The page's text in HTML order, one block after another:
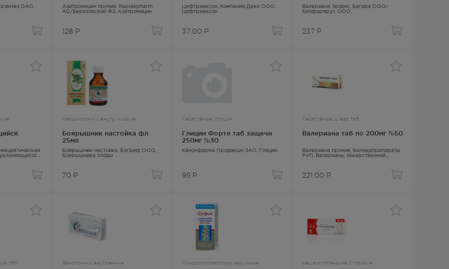
ОАО,
Азитромицин прочие, Replekpharm
AD/Березовский ФЗ, Азитромицин
128 Р
Цефтриаксон , Компания Деко ООО,
Цефтриаксон
37.00 Р
Валериана Зелдис , Багира ООО/
Биофармрус ООО
237 Р
уклоняющегося
Кардиотоники внутр жидкие
Боярышник настойка фл
25мл
Боярышник настойка , Бэгриф ООО,
Боярышника плоды
70 Р
Седативные/глицин
Глицин Форте таб защечн
250мг №30
Канонфарма Продакшн ЗАО, Глицин
95 Р
Седативные д/взр таб
Валериана таб по 200мг №50
Валериана прочие, Белмедпрепараты
РУП, Валерианы лекарственной
221.00 Р
тбл Венотоники внутренние Хондропротекторы наружные рец.ангиотензина II/прочие